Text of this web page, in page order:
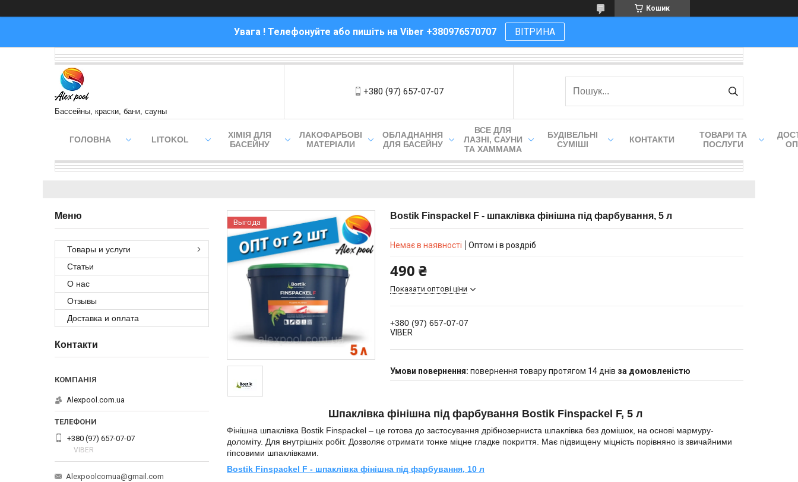
Кошик
Увага ! Телефонуйте або пишіть на Viber +380976570707 ВІТРИНА
Бассейны, краски, бани, сауны
+380 (97) 657-07-07
ГОЛОВНА LITOKOL
ХІМІЯ ДЛЯ
БАСЕЙНУ
ЛАКОФАРБОВІ
МАТЕРІАЛИ
ОБЛАДНАННЯ
ДЛЯ БАСЕЙНУ
ВСЕ ДЛЯ
ЛАЗНІ, САУНИ
ТА ХАММАМА
БУДІВЕЛЬНІ
СУМІШІ
КОНТАКТИ
ТОВАРИ ТА
ПОСЛУГИ
Выгода
Bostik Finspackel F - шпаклівка фінішна під фарбування, 5 л
Немає в наявності Оптом і в роздріб
490 ₴
Показати оптові ціни
+380 (97) 657-07-07
VIBER
повернення товару протягом 14 днів за домовленістю
Шпаклівка фінішна під фарбування Bostik Finspackel F, 5 л
Фінішна шпаклівка Bostik Finspackel – це готова до застосування дрібнозерниста шпаклівка без домішок, на основі мармуру-
доломіту. Для внутрішніх робіт. Дозволяє отримати тонке міцне гладке покриття. Має підвищену міцність порівняно із звичайними
гіпсовими шпаклівками.
Bostik Finspackel F - шпаклівка фінішна під фарбування, 10 л
Товары и услуги
Статьи
О нас
Отзывы
Доставка и оплата
Контакти
Alexpool.com.ua
+380 (97) 657-07-07
VIBER
Alexpoolcomua@gmail.com